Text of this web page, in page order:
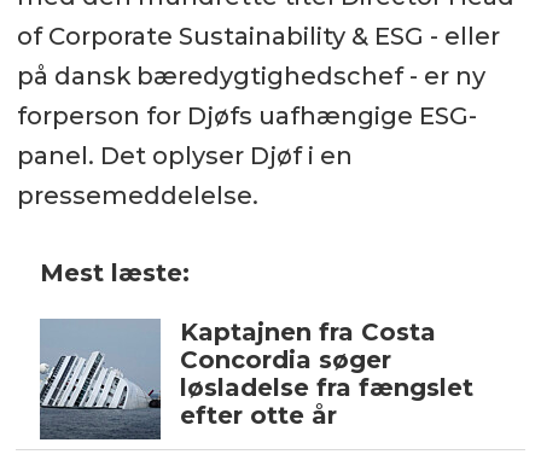
of Corporate Sustainability & ESG - eller
på dansk bæredygtighedschef - er ny
forperson for Djøfs uafhængige ESG-
panel. Det oplyser Djøf i en
pressemeddelelse.
Mest læste:
Kaptajnen fra Costa
Concordia søger
løsladelse fra fængslet
efter otte år